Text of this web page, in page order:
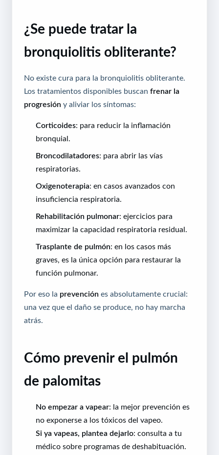
¿Se puede tratar la
bronquiolitis obliterante?
No existe cura para la bronquiolitis obliterante.
Los tratamientos disponibles buscan frenar la
progresión y aliviar los síntomas:
Corticoides: para reducir la inflamación
bronquial.
Broncodilatadores: para abrir las vías
respiratorias.
Oxigenoterapia: en casos avanzados con
insuficiencia respiratoria.
Rehabilitación pulmonar: ejercicios para
maximizar la capacidad respiratoria residual.
Trasplante de pulmón: en los casos más
graves, es la única opción para restaurar la
función pulmonar.
Por eso la prevención es absolutamente crucial:
una vez que el daño se produce, no hay marcha
atrás.
Cómo prevenir el pulmón
de palomitas
No empezar a vapear: la mejor prevención es
no exponerse a los tóxicos del vapeo.
Si ya vapeas, plantea dejarlo: consulta a tu
médico sobre programas de deshabituación.